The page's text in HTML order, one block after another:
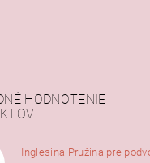
HODNOTENIE